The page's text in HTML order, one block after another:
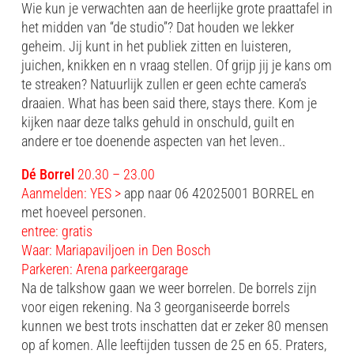
Wie kun je verwachten aan de heerlijke grote praattafel in
het midden van “de studio”? Dat houden we lekker
geheim. Jij kunt in het publiek zitten en luisteren,
juichen, knikken en n vraag stellen. Of grijp jij je kans om
te streaken? Natuurlijk zullen er geen echte camera’s
draaien. What has been said there, stays there. Kom je
kijken naar deze talks gehuld in onschuld, guilt en
andere er toe doenende aspecten van het leven..
Dé Borrel 20.30 – 23.00
Aanmelden: YES > app naar 06 42025001 BORREL en
met hoeveel personen.
entree: gratis
Waar: Mariapaviljoen in Den Bosch
Parkeren: Arena parkeergarage
Na de talkshow gaan we weer borrelen. De borrels zijn
voor eigen rekening. Na 3 georganiseerde borrels
kunnen we best trots inschatten dat er zeker 80 mensen
op af komen. Alle leeftijden tussen de 25 en 65. Praters,